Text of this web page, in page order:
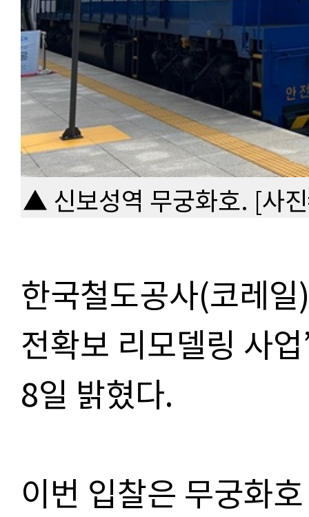
▲ 신보성역 무궁화호. [사
한국철도공사(코레
전확보 리모델링 사
8일 밝혔다.
이번 입찰은 무궁화